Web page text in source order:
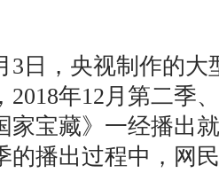
，央视制作的大
2018年12月第二季
家宝藏》一经播出
的播出过程中，网